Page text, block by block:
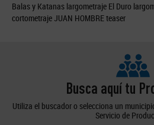
Balas y Katanas largometraje El Duro
cortometraje JUAN HOMBRE teaser
Busca aquí tu
Utiliza el buscador o selecciona un
Servicio de